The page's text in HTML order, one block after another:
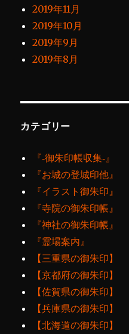
2019年11月
2019年10月
2019年9月
2019年8月
カテゴリー
『‐御朱印帳収集‐』
『お城の登城印他』
『イラスト御朱印』
『寺院の御朱印帳』
『神社の御朱印帳』
『霊場案内』
【三重県の御朱印】
【京都府の御朱印】
【佐賀県の御朱印】
【兵庫県の御朱印】
【北海道の御朱印】